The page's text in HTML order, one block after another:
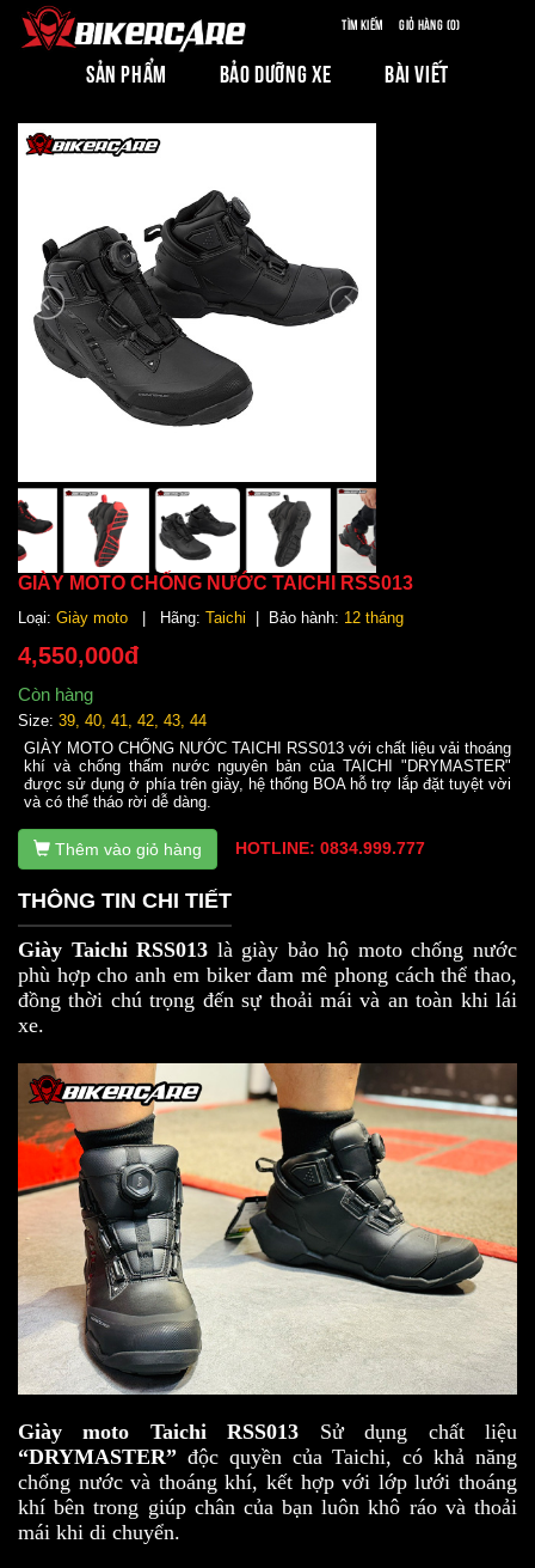
Tìm kiếm Giỏ hàng (0)
SẢN PHẨM BẢO DƯỠNG XE BÀI VIẾT
GIÀY MOTO CHỐNG NƯỚC TAICHI RSS013
Loại: Giày moto | Hãng: Taichi | Bảo hành: 12 tháng
4,550,000đ
Còn hàng
Size: 39, 40, 41, 42, 43, 44
GIÀY MOTO CHỐNG NƯỚC TAICHI RSS013 với chất liệu vải thoáng
khí và chống thấm nước nguyên bản của TAICHI "DRYMASTER"
được sử dụng ở phía trên giày, hệ thống BOA hỗ trợ lắp đặt tuyệt vời
và có thể tháo rời dễ dàng.
Thêm vào giỏ hàng HOTLINE: 0834.999.777
THÔNG TIN CHI TIẾT
Giày Taichi RSS013 là giày bảo hộ moto chống nước
phù hợp cho anh em biker đam mê phong cách thể thao,
đồng thời chú trọng đến sự thoải mái và an toàn khi lái
xe.
Giày moto Taichi RSS013 Sử dụng chất liệu
“DRYMASTER” độc quyền của Taichi, có khả năng
chống nước và thoáng khí, kết hợp với lớp lưới thoáng
khí bên trong giúp chân của bạn luôn khô ráo và thoải
mái khi di chuyển.